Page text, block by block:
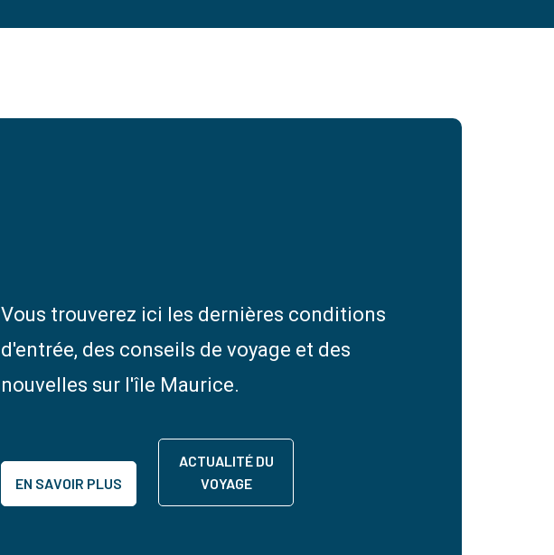
Vous trouverez ici les dernières conditions
d'entrée, des conseils de voyage et des
nouvelles sur l'île Maurice.
EN SAVOIR PLUS
ACTUALITÉ DU
VOYAGE